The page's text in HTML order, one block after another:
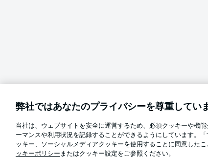
言語をお選びください
日本語
Football as it's meant to be
弊社ではあなたのプライバシーを尊重してい
当社は、ウェブサイトを安全に運営するため、必須クッキーや機
ーマンスや利用状況を記録することができるようにしています。
ッキー、ソーシャルメディアクッキーを使用することに同意した
ッキーポリシー またはクッキー設定をご参照ください。